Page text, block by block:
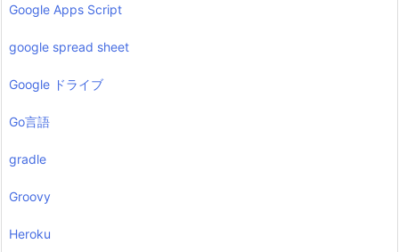
Google Apps Script
google spread sheet
Google ドライブ
Go言語
gradle
Groovy
Heroku